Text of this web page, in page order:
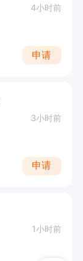
4小时前
申请
3小时前
申请
1小时前